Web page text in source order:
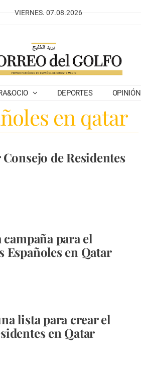
VIERNES. 07.08.2026
DEPORTES OPINIÓN
en qatar
de Residentes
para el
Españoles en Qatar
lista para crear el
en Qatar